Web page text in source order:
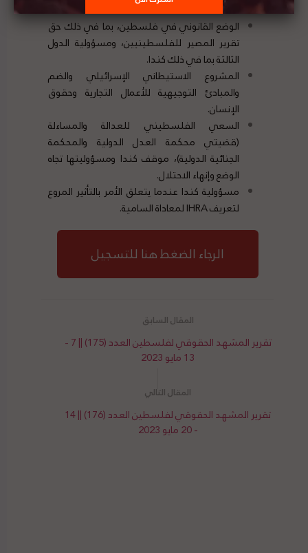
الوضع القانوني في فلسطين، بما في ذلك حق
تقرير المصير للفلسطينيين، ومسؤولية الدول
الثالثة بما في ذلك كندا.
المشروع الاستيطاني الإسرائيلي والضم
والمبادئ التوجيهية للأعمال التجارية وحقوق
الإنسان.
السعي الفلسطيني للعدالة والمساءلة
(قضيتي محكمة العدل الدولية والمحكمة
الجنائية الدولية)، موقف كندا ومسؤوليتها تجاه
الوضع وإنهاء الاحتلال.
مسؤولية كندا عندما يتعلق الأمر بالتأثير المروع
لتعريف IHRA لمعاداة السامية.
الرجاء الضغط هنا للتسجيل
تقرير المشهد الحقوقي لفلسطين العدد (175) || 7 -
13 مايو 2023
تقرير المشهد الحقوقي لفلسطين العدد (176) || 14
- 20 مايو 2023